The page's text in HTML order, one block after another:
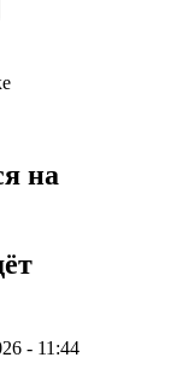
на
- 11:44